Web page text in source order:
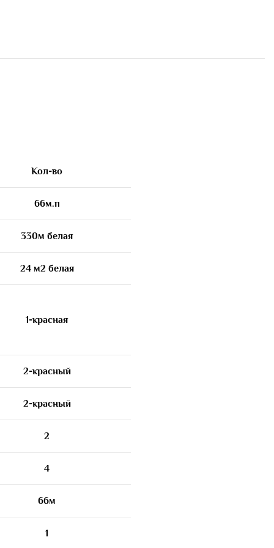
Кол-во
66м.п
330м белая
24 м2 белая
1-красная
2-красный
2-красный
2
4
66м
1